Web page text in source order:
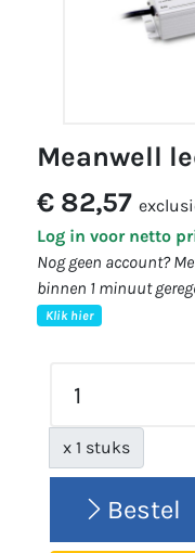
meanwell
€ 82,57
Log in voor netto
Nog geen account?
binnen 1 minuut
Klik hier
x 1 stuks
Bestel